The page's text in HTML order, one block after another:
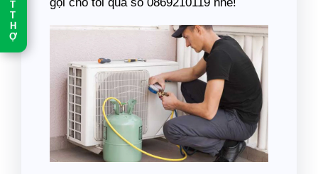
T
H
Ợ